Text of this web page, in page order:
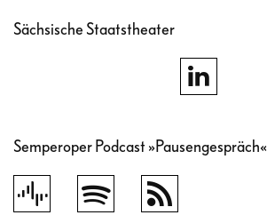
Sächsische Staatstheater
Semperoper Podcast »Pausengespräch«